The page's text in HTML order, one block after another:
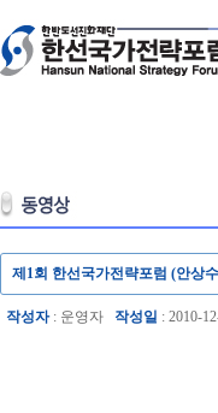
제1회 한선국가전략포럼 (안상
작성자: 운영자 작성일 : 2010-